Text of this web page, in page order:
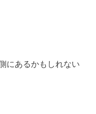
にあるかもしれない